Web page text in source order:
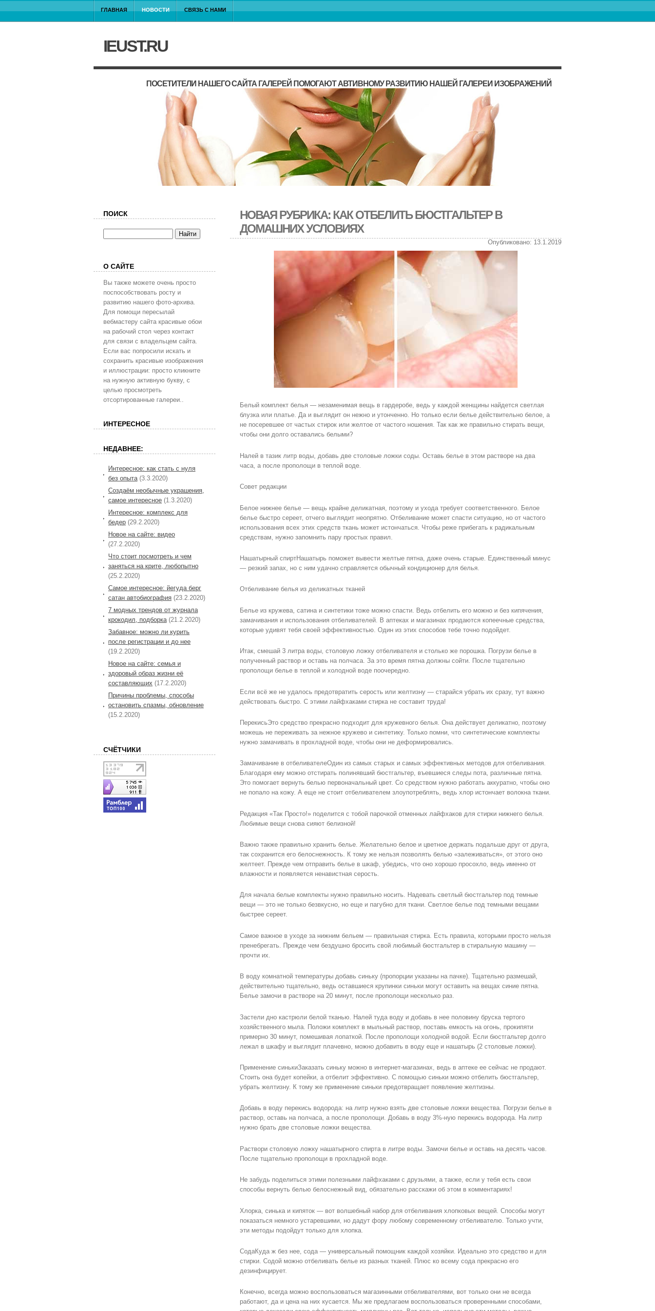
ГЛАВНАЯ НОВОСТИ СВЯЗЬ С НАМИ
IEUST.RU
ПОСЕТИТЕЛИ НАШЕГО САЙТА ГАЛЕРЕЙ ПОМОГАЮТ АВТИВНОМУ РАЗВИТИЮ НАШЕЙ ГАЛЕРЕИ ИЗОБРАЖЕНИЙ
НОВАЯ РУБРИКА: КАК ОТБЕЛИТЬ БЮСТГАЛЬТЕР В
ДОМАШНИХ УСЛОВИЯХ
Опубликовано: 13.1.2019
Белый комплект белья — незаменимая вещь в гардеробе, ведь у каждой женщины найдется светлая
блузка или платье. Да и выглядит он нежно и утонченно. Но только если белье действительно белое, а
не посеревшее от частых стирок или желтое от частого ношения. Так как же правильно стирать вещи,
чтобы они долго оставались белыми?
Налей в тазик литр воды, добавь две столовые ложки соды. Оставь белье в этом растворе на два
часа, а после прополощи в теплой воде.
Совет редакции
Белое нижнее белье — вещь крайне деликатная, поэтому и ухода требует соответственного. Белое
белье быстро сереет, отчего выглядит неопрятно. Отбеливание может спасти ситуацию, но от частого
использования всех этих средств ткань может истончаться. Чтобы реже прибегать к радикальным
средствам, нужно запомнить пару простых правил.
Нашатырный спиртНашатырь поможет вывести желтые пятна, даже очень старые. Единственный минус
— резкий запах, но с ним удачно справляется обычный кондиционер для белья.
Отбеливание белья из деликатных тканей
Белье из кружева, сатина и синтетики тоже можно спасти. Ведь отбелить его можно и без кипячения,
замачивания и использования отбеливателей. В аптеках и магазинах продаются копеечные средства,
которые удивят тебя своей эффективностью. Один из этих способов тебе точно подойдет.
Итак, смешай 3 литра воды, столовую ложку отбеливателя и столько же порошка. Погрузи белье в
полученный раствор и оставь на полчаса. За это время пятна должны сойти. После тщательно
прополощи белье в теплой и холодной воде поочередно.
Если всё же не удалось предотвратить серость или желтизну — старайся убрать их сразу, тут важно
действовать быстро. С этими лайфхаками стирка не составит труда!
ПерекисьЭто средство прекрасно подходит для кружевного белья. Она действует деликатно, поэтому
можешь не переживать за нежное кружево и синтетику. Только помни, что синтетические комплекты
нужно замачивать в прохладной воде, чтобы они не деформировались.
Замачивание в отбеливателеОдин из самых старых и самых эффективных методов для отбеливания.
Благодаря ему можно отстирать полинявший бюстгальтер, въевшиеся следы пота, различные пятна.
Это помогает вернуть белью первоначальный цвет. Со средством нужно работать аккуратно, чтобы оно
не попало на кожу. А еще не стоит отбеливателем злоупотреблять, ведь хлор истончает волокна ткани.
Редакция «Так Просто!» поделится с тобой парочкой отменных лайфхаков для стирки нижнего белья.
Любимые вещи снова сияют белизной!
Важно также правильно хранить белье. Желательно белое и цветное держать подальше друг от друга,
так сохранится его белоснежность. К тому же нельзя позволять белью «залеживаться», от этого оно
желтеет. Прежде чем отправить белье в шкаф, убедись, что оно хорошо просохло, ведь именно от
влажности и появляется ненавистная серость.
Для начала белые комплекты нужно правильно носить. Надевать светлый бюстгальтер под темные
вещи — это не только безвкусно, но еще и пагубно для ткани. Светлое белье под темными вещами
быстрее сереет.
Самое важное в уходе за нижним бельем — правильная стирка. Есть правила, которыми просто нельзя
пренебрегать. Прежде чем бездушно бросить свой любимый бюстгальтер в стиральную машину —
прочти их.
В воду комнатной температуры добавь синьку (пропорции указаны на пачке). Тщательно размешай,
действительно тщательно, ведь оставшиеся крупинки синьки могут оставить на вещах синие пятна.
Белье замочи в растворе на 20 минут, после прополощи несколько раз.
Застели дно кастрюли белой тканью. Налей туда воду и добавь в нее половину бруска тертого
хозяйственного мыла. Положи комплект в мыльный раствор, поставь емкость на огонь, прокипяти
примерно 30 минут, помешивая лопаткой. После прополощи холодной водой. Если бюстгальтер долго
лежал в шкафу и выглядит плачевно, можно добавить в воду еще и нашатырь (2 столовые ложки).
Применение синькиЗаказать синьку можно в интернет-магазинах, ведь в аптеке ее сейчас не продают.
Стоить она будет копейки, а отбелит эффективно. С помощью синьки можно отбелить бюстгальтер,
убрать желтизну. К тому же применение синьки предотвращает появление желтизны.
Добавь в воду перекись водорода: на литр нужно взять две столовые ложки вещества. Погрузи белье в
раствор, оставь на полчаса, а после прополощи. Добавь в воду 3%-ную перекись водорода. На литр
нужно брать две столовые ложки вещества.
Раствори столовую ложку нашатырного спирта в литре воды. Замочи белье и оставь на десять часов.
После тщательно прополощи в прохладной воде.
Не забудь поделиться этими полезными лайфхаками с друзьями, а также, если у тебя есть свои
способы вернуть белью белоснежный вид, обязательно расскажи об этом в комментариях!
Хлорка, синька и кипяток — вот волшебный набор для отбеливания хлопковых вещей. Способы могут
показаться немного устаревшими, но дадут фору любому современному отбеливателю. Только учти,
эти методы подойдут только для хлопка.
СодаКуда ж без нее, сода — универсальный помощник каждой хозяйки. Идеально это средство и для
стирки. Содой можно отбеливать белье из разных тканей. Плюс ко всему сода прекрасно его
дезинфицирует.
Конечно, всегда можно воспользоваться магазинными отбеливателями, вот только они не всегда
работают, да и цена на них кусается. Мы же предлагаем воспользоваться проверенными способами,
ПОИСК
О САЙТЕ
Вы также можете очень просто
поспособствовать росту и
развитию нашего фото-архива.
Для помощи пересылай
вебмастеру сайта красивые обои
на рабочий стол через контакт
для связи с владельцем сайта.
Если вас попросили искать и
сохранить красивые изображения
и иллюстрации: просто кликните
на нужную активную букву, с
целью просмотреть
отсортированные галереи..
ИНТЕРЕСНОЕ
НЕДАВНЕЕ:
Интересное: как стать с нуля
без опыта (3.3.2020)
Создаём необычные украшения,
самое интересное (1.3.2020)
Интересное: комплекс для
бедер (29.2.2020)
Новое на сайте: видео
(27.2.2020)
Что стоит посмотреть и чем
заняться на крите, любопытно
(25.2.2020)
Самое интересное: йегуда берг
сатан автобиография (23.2.2020)
7 модных трендов от журнала
крокодил, подборка (21.2.2020)
Забавное: можно ли курить
после регистрации и до нее
(19.2.2020)
Новое на сайте: семья и
здоровый образ жизни её
составляющих (17.2.2020)
Причины проблемы, способы
остановить спазмы, обновление
(15.2.2020)
СЧЁТЧИКИ